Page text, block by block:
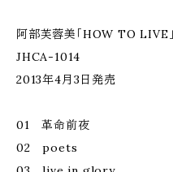
阿部芙蓉美「HOW TO LIVE」
JHCA-1014
2013年4月3日発売
01 革命前夜
02 poets